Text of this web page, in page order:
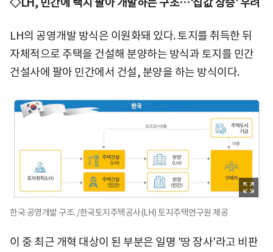
◇LH, 민간에 택지 팔아 개발하는 구조…'집값 상승' 우려
LH의 공영개발 방식은 이원화돼 있다. 토지를 취득한 뒤
자체적으로 주택을 건설해 분양하는 방식과 토지를 민간
건설사에 팔아 민간에서 건설, 분양을 하는 방식이다.
한국 공영개발 구조. /한국토지주택공사(LH) 토지주택연구원 제공
이 중 최근 개혁 대상이 된 부분은 일명 '땅 장사'라고 비판